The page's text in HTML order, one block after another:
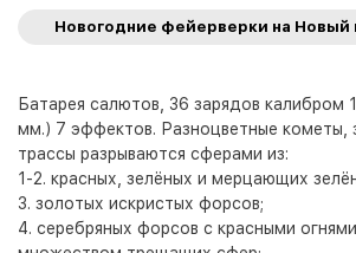
Новогодние фейерверки на Новый
Батарея салютов, 36 зарядов калибром
мм.) 7 эффектов. Разноцветные кометы,
трассы разрываются сферами из:
1-2. красных, зелёных и мерцающих
3. золотых искристых форсов;
4. серебряных форсов с красными